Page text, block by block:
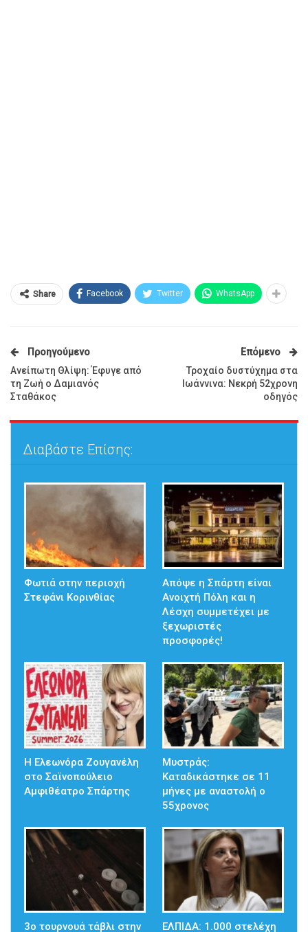
Share Facebook Twitter WhatsApp
Προηγούμενο
Ανείπωτη Θλίψη: Έφυγε από
τη Ζωή ο Δαμιανός
Σταθάκος
Επόμενο
Τροχαίο δυστύχημα στα
Ιωάννινα: Νεκρή 52χρονη
οδηγός
Διαβάστε Επίσης:
Φωτιά στην περιοχή
Στεφάνι Κορινθίας
Απόψε η Σπάρτη είναι
Ανοιχτή Πόλη και η
Λέσχη συμμετέχει με
ξεχωριστές
προσφορές!
Η Ελεωνόρα Ζουγανέλη
στο Σαϊνοπούλειο
Αμφιθέατρο Σπάρτης
Μυστράς:
Καταδικάστηκε σε 11
μήνες με αναστολή ο
55χρονος
3ο τουρνουά τάβλι στην ΕΛΠΙΔΑ: 1.000 στελέχη